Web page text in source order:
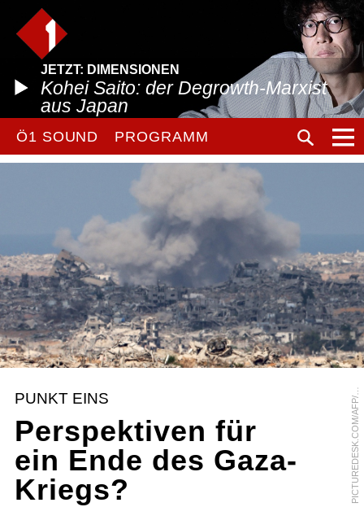
JETZT: DIMENSIONEN
Kohei Saito: der Degrowth-Marxist
aus Japan
Ö1 SOUND PROGRAMM
P
I
C
T
U
R
E
D
E
S
K
.
C
O
M
/
A
F
P
/
M
E
N
A
H
E
M
K
A
H
A
N
A
PUNKT EINS
Perspektiven für
ein Ende des Gaza-
Kriegs?